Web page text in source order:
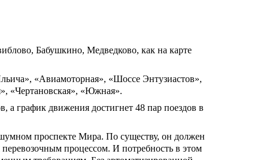
Бабушкино, Медведково, как на карте
«Авиамоторная», «Шоссе Энтузиастов»,
«Чертановская», «Южная».
а график движения достигнет 48 пар поездов в
проспекте Мира. По существу, он должен
процессом. И потребность в этом